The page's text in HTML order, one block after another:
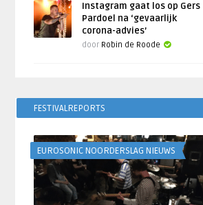
Instagram gaat los op Gers
Pardoel na ‘gevaarlijk
corona-advies’
door Robin de Roode
FESTIVALREPORTS
EUROSONIC NOORDERSLAG NIEUWS